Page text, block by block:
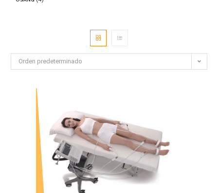
Orden predeterminado